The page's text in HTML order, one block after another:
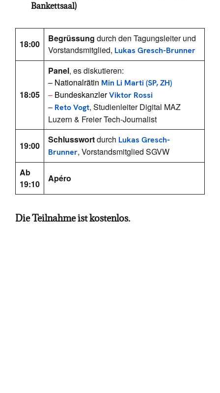
Bankettsaal)
18:00
Begrüssung durch den Tagungsleiter und
Vorstandsmitglied, Lukas Gresch-Brunner
18:05
Panel, es diskutieren:
– Nationalrätin Min Li Marti (SP, ZH)
– BundeskanzlerViktor Rossi
– Reto Vogt, Studienleiter Digital MAZ
Luzern & Freier Tech-Journalist
19:00
Schlusswortdurch Lukas Gresch-
Brunner, Vorstandsmitglied SGVW
Ab
19:10
Apéro
Die Teilnahme ist kostenlos.